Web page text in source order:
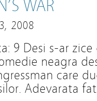
WAR
2008
9 Desi s-ar
neagra
care
Adevarata